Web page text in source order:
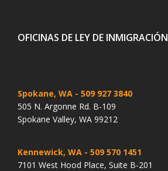
OFICINAS DE LEY DE INMIGRACIÓN
Spokane, WA - 509 927 3840
505 N. Argonne Rd. B-109
Spokane Valley, WA 99212
Kennewick, WA - 509 570 1451
7101 West Hood Place, Suite B-201